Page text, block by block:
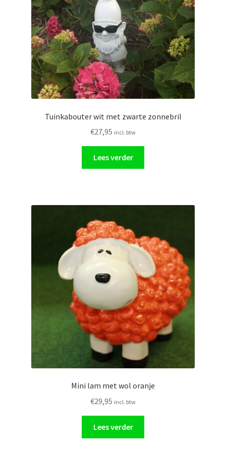
Tuinkabouter wit met zwarte zonnebril
€27,95 incl. btw
Lees verder
Mini lam met wol oranje
€29,95 incl. btw
Lees verder